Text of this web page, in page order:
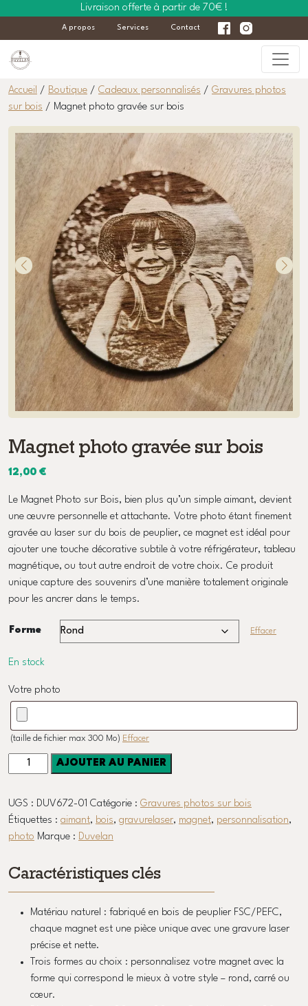
Livraison offerte à partir de 70€ !
A propos Services Contact
Accueil / Boutique / Cadeaux personnalisés / Gravures photos
sur bois / Magnet photo gravée sur bois
Magnet photo gravée sur bois
12,00 €
Le Magnet Photo sur Bois, bien plus qu’un simple aimant, devient
une œuvre personnelle et attachante. Votre photo étant finement
gravée au laser sur du bois de peuplier, ce magnet est idéal pour
ajouter une touche décorative subtile à votre réfrigérateur, tableau
magnétique, ou tout autre endroit de votre choix. Ce produit
unique capture des souvenirs d’une manière totalement originale
pour les ancrer dans le temps.
Forme Effacer
En stock
Votre photo
(taille de fichier max 300 Mo) Effacer
quantité
de
gravée
sur
AJOUTER AU PANIER
UGS : DUV672-01 Catégorie : Gravures photos sur bois
Étiquettes : aimant, bois, gravurelaser, magnet, personnalisation,
photo Marque : Duvelan
Caractéristiques clés
Matériau naturel : fabriqué en bois de peuplier FSC/PEFC,
chaque magnet est une pièce unique avec une gravure laser
précise et nette.
Trois formes au choix : personnalisez votre magnet avec la
forme qui correspond le mieux à votre style – rond, carré ou
cœur.